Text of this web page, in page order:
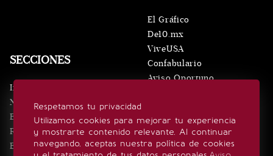
Respetamos tu privacidad
Utilizamos cookies para mejorar tu experiencia
y mostrarte contenido relevante. Al continuar
navegando, aceptas nuestra política de cookies
SECCIONES
Inicio
Noticias
Eventos
Realeza
Estilo de vida
El Gráfico
De10.mx
ViveUSA
Confabulario
Aviso Oportuno
SÍGUENOS